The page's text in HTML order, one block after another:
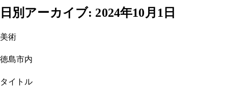
日別アーカイブ: 2024年10月1日
美術
徳島市内
タイトル